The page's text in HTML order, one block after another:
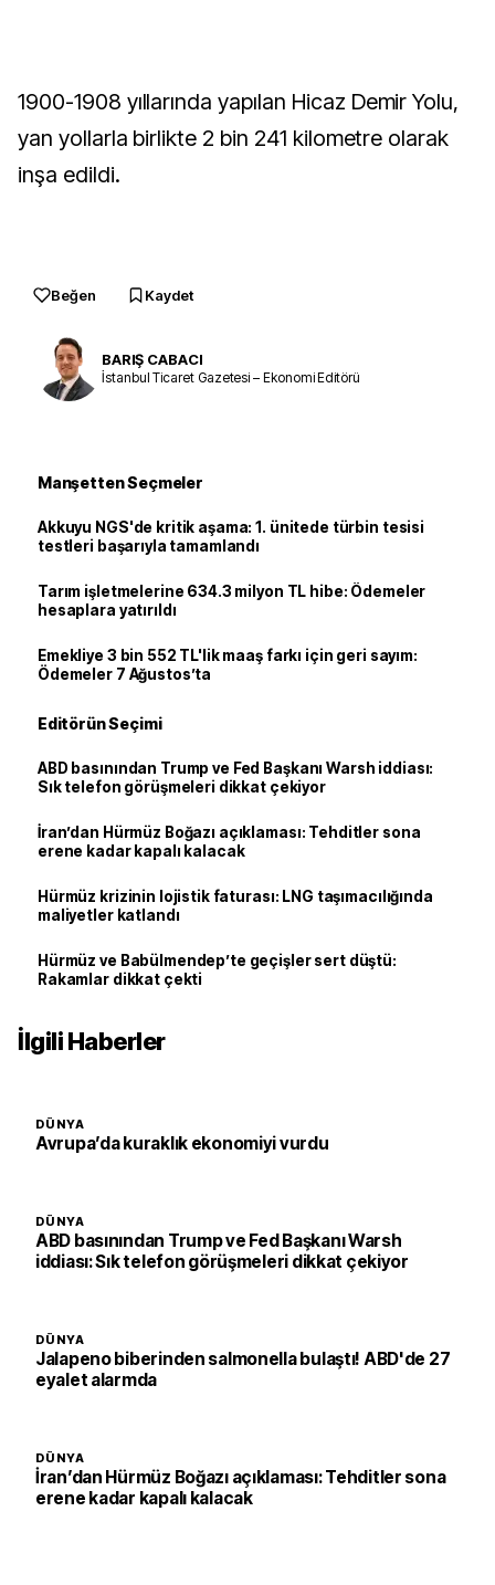
1900-1908 yıllarında yapılan Hicaz Demir Yolu,
yan yollarla birlikte 2 bin 241 kilometre olarak
inşa edildi.
Beğen Kaydet
BARIŞ CABACI
İstanbul Ticaret Gazetesi – Ekonomi Editörü
Manşetten Seçmeler
Akkuyu NGS'de kritik aşama: 1. ünitede türbin tesisi
testleri başarıyla tamamlandı
Tarım işletmelerine 634.3 milyon TL hibe: Ödemeler
hesaplara yatırıldı
Emekliye 3 bin 552 TL'lik maaş farkı için geri sayım:
Ödemeler 7 Ağustos’ta
Editörün Seçimi
ABD basınından Trump ve Fed Başkanı Warsh iddiası:
Sık telefon görüşmeleri dikkat çekiyor
İran’dan Hürmüz Boğazı açıklaması: Tehditler sona
erene kadar kapalı kalacak
Hürmüz krizinin lojistik faturası: LNG taşımacılığında
maliyetler katlandı
Hürmüz ve Babülmendep’te geçişler sert düştü:
Rakamlar dikkat çekti
İlgili Haberler
DÜNYA
Avrupa’da kuraklık ekonomiyi vurdu
DÜNYA
ABD basınından Trump ve Fed Başkanı Warsh
iddiası: Sık telefon görüşmeleri dikkat çekiyor
DÜNYA
Jalapeno biberinden salmonella bulaştı! ABD'de 27
eyalet alarmda
DÜNYA
İran’dan Hürmüz Boğazı açıklaması: Tehditler sona
erene kadar kapalı kalacak